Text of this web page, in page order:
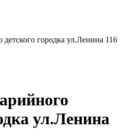
городка ул.Ленина 116
ул.Ленина